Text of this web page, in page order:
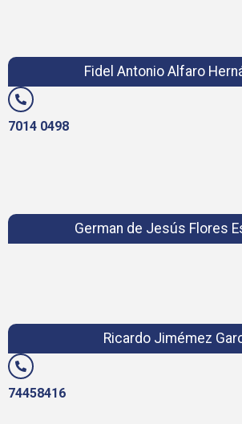
Fidel Antonio Alfaro
7014 0498
German de Jesús Flores
Ricardo Jimémez
74458416